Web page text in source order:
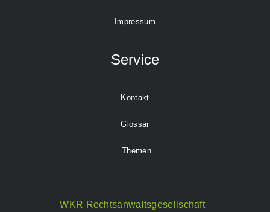
Impressum
Service
Kontakt
Glossar
Themen
WKR Rechtsanwaltsgesellschaft